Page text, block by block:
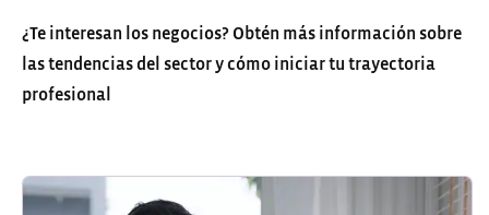
¿Te interesan los negocios? Obtén más información sobre
las tendencias del sector y cómo iniciar tu trayectoria
profesional